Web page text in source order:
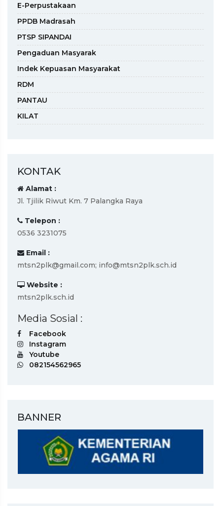
E-Perpustakaan
PPDB Madrasah
PTSP SIPANDAI
Pengaduan Masyarak
Indek Kepuasan Masyarakat
RDM
PANTAU
KILAT
KONTAK
Alamat :
Jl. Tjilik Riwut Km. 7 Palangka Raya
Telepon :
0536 3231075
Email :
mtsn2plk@gmail.com; info@mtsn2plk.sch.id
Website :
mtsn2plk.sch.id
Media Sosial :
Facebook
Instagram
Youtube
082154562965
BANNER